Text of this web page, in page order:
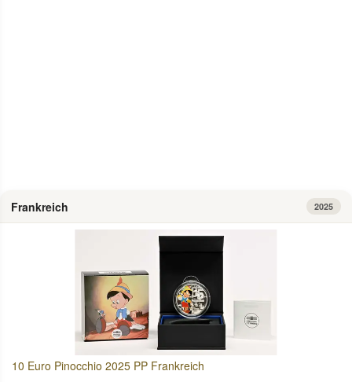
Frankreich 2025
10 Euro Pinocchio 2025 PP Frankreich